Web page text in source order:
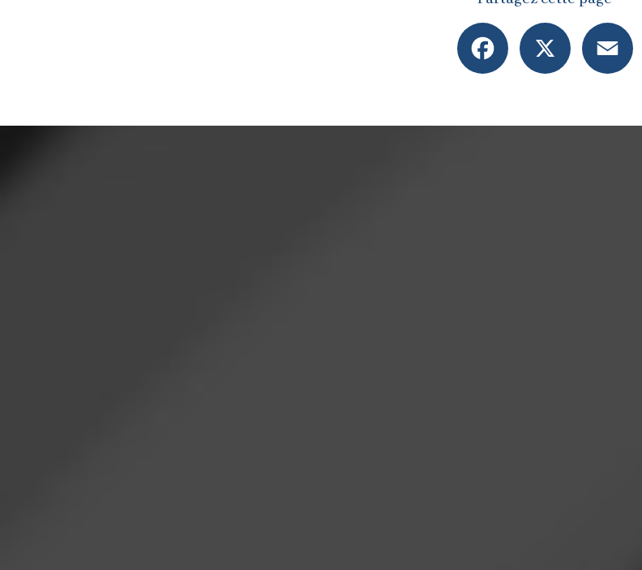
Facebook